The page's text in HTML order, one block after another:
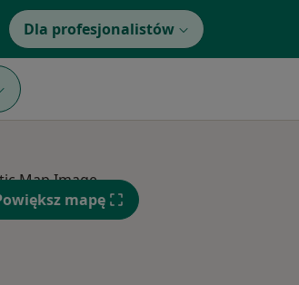
Dla profesjonalistów
mapę